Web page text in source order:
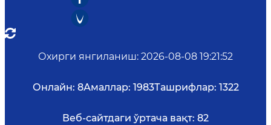
Охирги янгиланиш: 2026-08-08 19:21:52
Онлайн: 8Амаллар: 1983Ташрифлар: 1322
Веб-сайтдаги ўртача вақт: 82